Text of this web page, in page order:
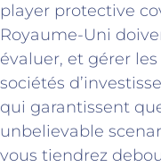
player protective
Royaume-Uni
évaluer, et gérer
sociétés
qui garantissent
unbelievable
vous tiendrez